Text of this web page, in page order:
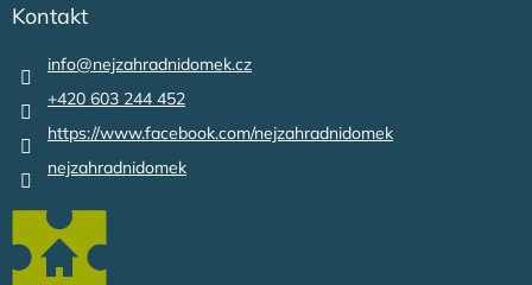
Kontakt
info@nejzahradnidomek.cz
+420 603 244 452
https://www.facebook.com/nejzahradnidomek
nejzahradnidomek